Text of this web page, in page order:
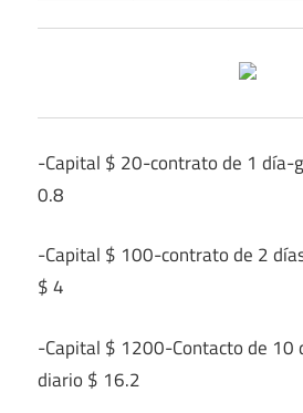
-Capital $ 20-contrato de 1 día-
0.8
-Capital $ 100-contrato de 2
$ 4
-Capital $ 1200-Contacto de 10
diario $ 16.2